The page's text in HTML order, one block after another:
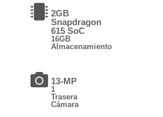
2GB
Snapdragon
615 SoC
16GB
Almacenamiento
13-MP
1
Trasera
Cámara